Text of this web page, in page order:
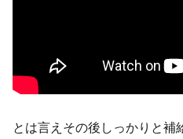
とは言えその後しっかりと補